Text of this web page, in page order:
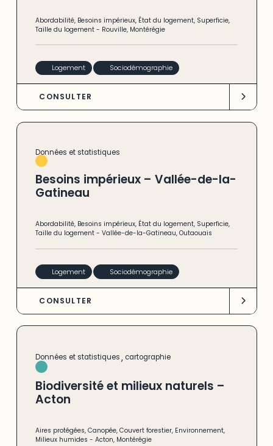
Abordabilité, Besoins impérieux, État du logement, Superficie,
Taille du logement - Rouville, Montérégie
Logement Sociodémographie
CONSULTER
Données et statistiques
Besoins impérieux – Vallée-de-la-
Gatineau
Abordabilité, Besoins impérieux, État du logement, Superficie,
Taille du logement -Vallée-de-la-Gatineau,Outaouais
Logement Sociodémographie
CONSULTER
Données et statistiques, cartographie
Biodiversité et milieux naturels –
Acton
Aires protégées,Canopée,Couvert forestier, Environnement,
Milieux humides -Acton, Montérégie